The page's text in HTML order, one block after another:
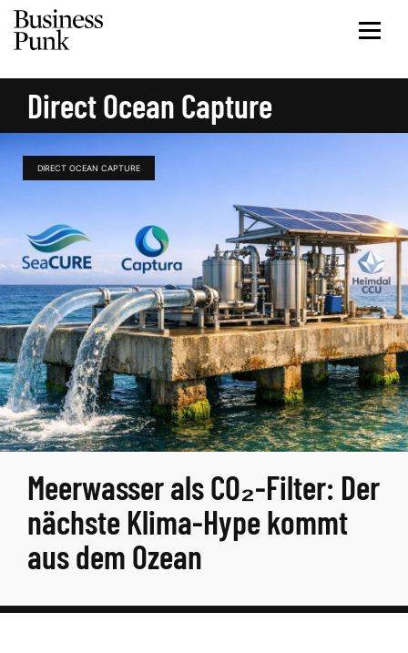
Direct Ocean Capture
DIRECT OCEAN CAPTURE
Meerwasser als CO₂-Filter: Der
nächste Klima-Hype kommt
aus dem Ozean